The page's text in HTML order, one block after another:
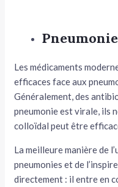
Pneumonie
Les médicaments
efficaces face aux
Généralement, des
pneumonie est virale, ils
colloïdal peut être
La meilleure manière de
pneumonies et de
directement : il entre en